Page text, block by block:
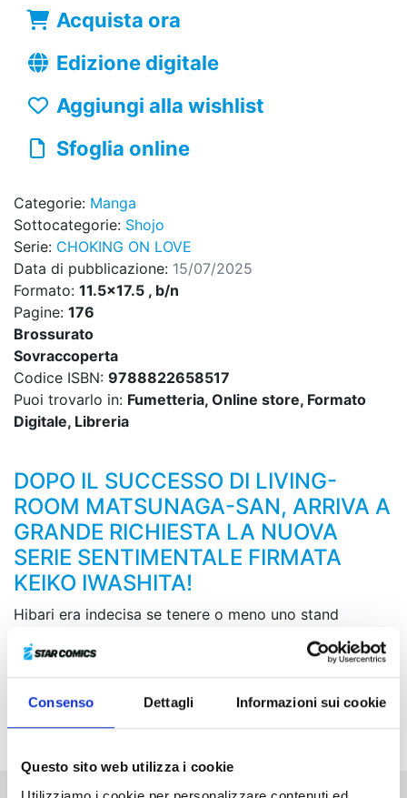
Consenso Dettagli Informazioni sui cookie
Questo sito web utilizza i cookie
Acquista ora
Edizione digitale
Aggiungi alla wishlist
Sfoglia online
Categorie: Manga
Sottocategorie: Shojo
Serie: CHOKING ON LOVE
Data di pubblicazione: 15/07/2025
Formato: 11.5x17.5 , b/n
Pagine: 176
Brossurato
Sovraccoperta
Codice ISBN: 9788822658517
Puoi trovarlo in: Fumetteria, Online store, Formato
Digitale, Libreria
DOPO IL SUCCESSO DI LIVING-
ROOM MATSUNAGA-SAN, ARRIVA A
GRANDE RICHIESTA LA NUOVA
SERIE SENTIMENTALE FIRMATA
KEIKO IWASHITA!
Hibari era indecisa se tenere o meno uno stand
all’importante Festival di Arte dell’Accademia, ma
grazie all’insistenza di Gaku ritrova la fiducia in se
stessa e si decide a farlo. Intanto la sua amica Airi
vorrebbe dichiararsi a Joichiro, un membro della band
di Gaku…